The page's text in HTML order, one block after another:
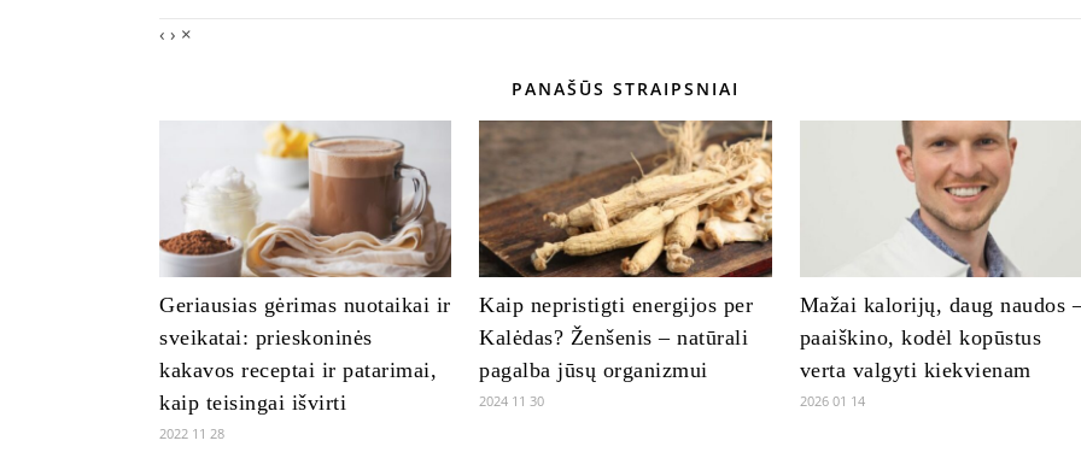
‹ › ×
PANAŠŪS STRAIPSNIAI
Geriausias gėrimas nuotaikai ir
sveikatai: prieskoninės
kakavos receptai ir patarimai,
kaip teisingai išvirti
2022 11 28
Kaip nepristigti energijos per
Kalėdas? Ženšenis – natūrali
pagalba jūsų organizmui
2024 11 30
Mažai kalorijų, daug naudos
paaiškino, kodėl kopūstus
verta valgyti kiekvienam
2026 01 14